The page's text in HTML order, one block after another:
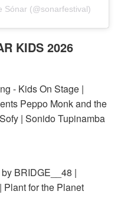
Sónar (@sonarfestival)
KIDS 2026
- Kids On Stage |
Peppo Monk and the
| Sonido Tupinamba
BRIDGE__48 |
Plant for the Planet